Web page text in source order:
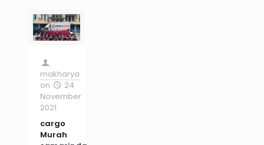
makharya
on
24
November
2021
cargo
Murah